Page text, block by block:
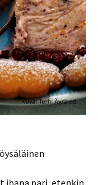
ihana pari, etenkin